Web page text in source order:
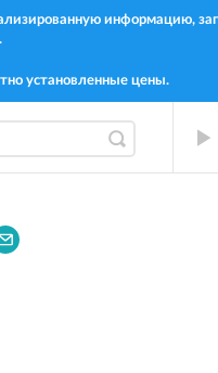
информацию,
установленные цены.